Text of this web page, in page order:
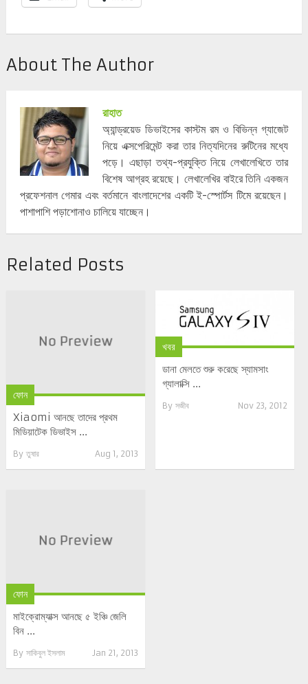
About The Author
রাহাত
অ্যান্ড্রয়েড ডিভাইসের কাস্টম রম ও বিভিন্ন গ্যাজেট
নিয়ে এক্সপেরিমেন্ট করা তার নিত্যদিনের রুটিনের মধ্যে
পড়ে। এছাড়া তথ্য-প্রযুক্তি নিয়ে লেখালেখিতে তার
বিশেষ আগ্রহ রয়েছে। লেখালেখির বাইরে তিনি একজন
প্রফেশনাল গেমার এবং বর্তমানে বাংলাদেশের একটি ই-স্পোর্টস টিমে রয়েছেন।
পাশাপাশি পড়াশোনাও চালিয়ে যাচ্ছেন।
Related Posts
ফোন
Xiaomi আনছে তাদের প্রথম
মিডিয়াটেক ডিভাইস ...
By তুষার Aug 1, 2013
খবর
ডানা মেলতে শুরু করেছে স্যামসাং
গ্যালাক্সি ...
By সজীব Nov 23, 2012
ফোন
মাইক্রোম্যাক্স আনছে ৫ ইঞ্চি জেলি
বিন ...
By সাকিবুল ইসলাম Jan 21, 2013